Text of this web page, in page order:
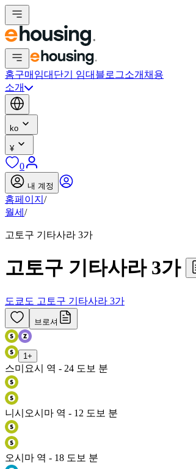
홈구매 임대 단기 임대 블로그소개 채용
소개
ko
¥
0
내 계정
홈페이지 /
월세 /
고토구 기타사라 3가
고토구 기타사라 3가
도쿄도 고토구 기타사라 3가
브로셔
1 +
스미요시 역 - 24 도보 분
니시오시마 역 - 12 도보 분
오시마 역 - 18 도보 분